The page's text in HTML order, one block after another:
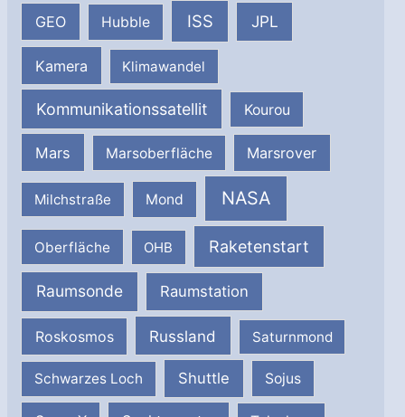
GEO Hubble ISS JPL
Kamera Klimawandel
Kommunikationssatellit Kourou
Mars Marsoberfläche Marsrover
Milchstraße Mond NASA
Oberfläche OHB Raketenstart
Raumsonde Raumstation
Roskosmos Russland Saturnmond
Schwarzes Loch Shuttle Sojus